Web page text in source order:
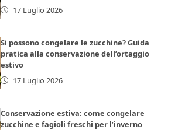
17 Luglio 2026
Si possono congelare le zucchine? Guida
pratica alla conservazione dell’ortaggio
estivo
17 Luglio 2026
Conservazione estiva: come congelare
zucchine e fagioli freschi per l’inverno